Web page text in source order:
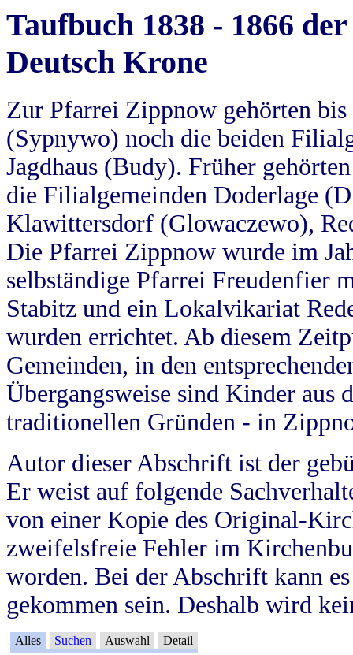
Taufbuch 1838 - 1866
Deutsch Krone
Zur Pfarrei Zippnow gehörten
(Sypnywo) noch die beiden
Jagdhaus (Budy). Früher
die Filialgemeinden Doderlage
Klawittersdorf (Glowaczewo),
Die Pfarrei Zippnow wurde im
selbständige Pfarrei Freudenfier
Stabitz und ein Lokalvikariat
wurden errichtet. Ab diesem
Gemeinden, in den
Übergangsweise sind Kinder aus
traditionellen Gründen - in
Autor dieser Abschrift ist der
Er weist auf folgende
von einer Kopie des Original-
zweifelsfreie Fehler im
worden. Bei der Abschrift kann
gekommen sein. Deshalb wird
Alles Suchen Auswahl Detail